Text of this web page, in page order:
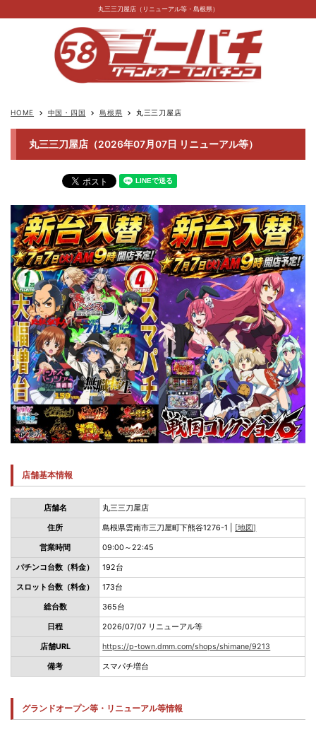
丸三三刀屋店（リニューアル等・島根県）
HOME keyboard_arrow_right 中国・四国 keyboard_arrow_right 島根県 keyboard_arrow_right 丸三三刀屋店
丸三三刀屋店（2026年07月07日 リニューアル等）
店舗基本情報
店舗名 丸三三刀屋店
住所 島根県雲南市三刀屋町下熊谷1276-1 | [地図]
営業時間 09:00～22:45
パチンコ台数（料金） 192台
スロット台数（料金） 173台
総台数 365台
日程 2026/07/07 リニューアル等
店舗URL https://p-town.dmm.com/shops/shimane/9213
備考 スマパチ増台
グランドオープン等・リニューアル等情報